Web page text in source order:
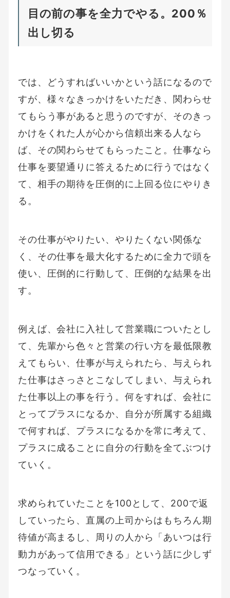
目の前の事を全力でやる。200％
出し切る
では、どうすればいいかという話になるので
すが、様々なきっかけをいただき、関わらせ
てもらう事があると思うのですが、そのきっ
かけをくれた人が心から信頼出来る人なら
ば、その関わらせてもらったこと。仕事なら
仕事を要望通りに答えるために行うではなく
て、相手の期待を圧倒的に上回る位にやりき
る。
その仕事がやりたい、やりたくない関係な
く、その仕事を最大化するために全力で頭を
使い、圧倒的に行動して、圧倒的な結果を出
す。
例えば、会社に入社して営業職についたとし
て、先輩から色々と営業の行い方を最低限教
えてもらい、仕事が与えられたら、与えられ
た仕事はさっさとこなしてしまい、与えられ
た仕事以上の事を行う。何をすれば、会社に
とってプラスになるか、自分が所属する組織
で何すれば、プラスになるかを常に考えて、
プラスに成ることに自分の行動を全てぶつけ
ていく。
求められていたことを100として、200で返
していったら、直属の上司からはもちろん期
待値が高まるし、周りの人から「あいつは行
動力があって信用できる」という話に少しず
つなっていく。